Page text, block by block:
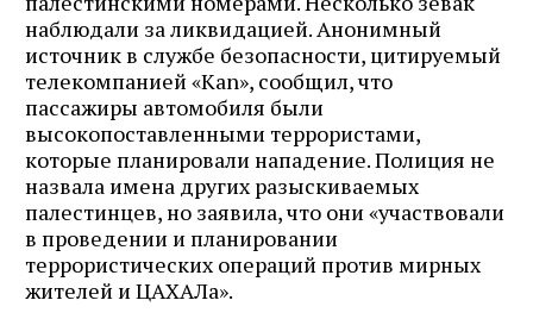
наблюдали за ликвидацией. Анонимный
источник в службе безопасности, цитируемый
телекомпанией «Kan», сообщил, что
пассажиры автомобиля были
высокопоставленными террористами,
которые планировали нападение. Полиция не
назвала имена других разыскиваемых
палестинцев, но заявила, что они «участвовали
в проведении и планировании
террористических операций против мирных
жителей и ЦАХАЛа».